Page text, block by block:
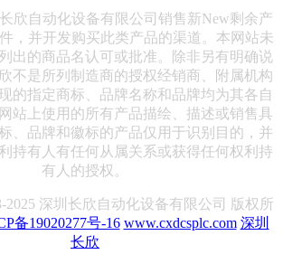
欣自动化设备有限公司销售新New剩余产
，并开发购买此类产品的渠道。本网站未
出的商品名认可或批准。除非另有明确说
不是所列制造商的授权经销商、附属机构
的指定商标、品牌名称和品牌均为其各自
站上使用的所有产品描绘、描述或销售具
、品牌和徽标的产品仅用于识别目的，并
持有人有任何从属关系或获得任何权利持
有人的授权。
2025 深圳长欣自动化设备有限公司 版权所
备19020277号-16 www.cxdcsplc.com 深圳
长欣